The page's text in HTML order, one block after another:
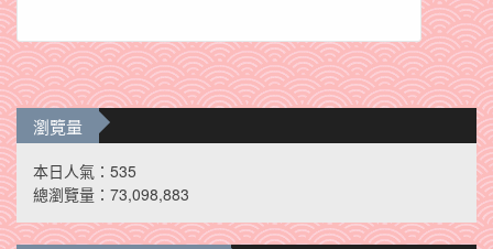
瀏覽量
本日人氣：535
總瀏覽量：73,098,883